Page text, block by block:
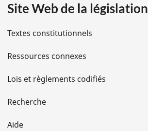
i
l
s
d
e
l
Site Web de la législation
Textes constitutionnels
Ressources connexes
Lois et règlements codifiés
Recherche
Aide